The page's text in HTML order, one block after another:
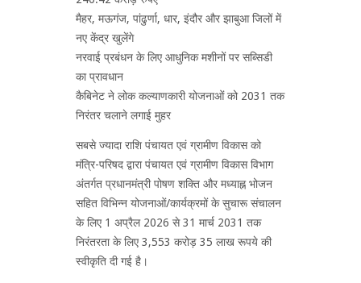
मैहर, मऊगंज, पांढुर्णा, धार, इंदौर और झाबुआ जिलों में
नए केंद्र खुलेंगे
नरवाई प्रबंधन के लिए आधुनिक मशीनों पर सब्सिडी
का प्रावधान
कैबिनेट ने लोक कल्याणकारी योजनाओं को 2031 तक
निरंतर चलाने लगाई मुहर
सबसे ज्यादा राशि पंचायत एवं ग्रामीण विकास को
मंत्रि-परिषद द्वारा पंचायत एवं ग्रामीण विकास विभाग
अंतर्गत प्रधानमंत्री पोषण शक्ति और मध्याह्न भोजन
सहित विभिन्न योजनाओं/कार्यक्रमों के सुचारू संचालन
के लिए 1 अप्रैल 2026 से 31 मार्च 2031 तक
निरंतरता के लिए 3,553 करोड़ 35 लाख रूपये की
स्वीकृति दी गई है।